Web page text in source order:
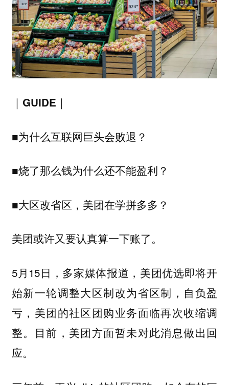
｜GUIDE｜
■为什么互联网巨头会败退？
■烧了那么钱为什么还不能盈利？
■大区改省区，美团在学拼多多？
美团或许又要认真算一下账了。
5月15日，多家媒体报道，美团优选即将开
始新一轮调整大区制改为省区制，自负盈
亏，美团的社区团购业务面临再次收缩调
整。目前，美团方面暂未对此消息做出回
应。